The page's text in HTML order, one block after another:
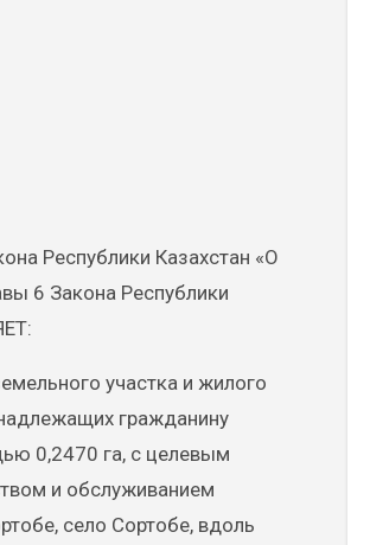
Республики Казахстан «О
6 Закона Республики
участка и жилого
гражданину
0,2470 га, с целевым
и обслуживанием
село Сортобе, вдоль